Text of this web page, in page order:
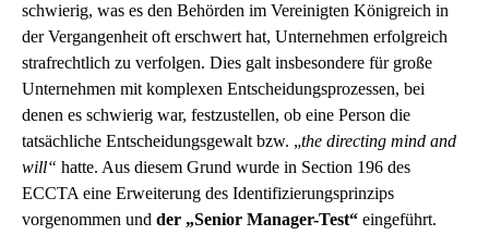
schwierig, was es den Behörden im Vereinigten Königreich in
der Vergangenheit oft erschwert hat, Unternehmen erfolgreich
strafrechtlich zu verfolgen. Dies galt insbesondere für große
Unternehmen mit komplexen Entscheidungsprozessen, bei
denen es schwierig war, festzustellen, ob eine Person die
tatsächliche Entscheidungsgewalt bzw. „the directing mind and
will“ hatte. Aus diesem Grund wurde in Section 196 des
ECCTA eine Erweiterung des Identifizierungsprinzips
vorgenommen und der „Senior Manager-Test“ eingeführt.